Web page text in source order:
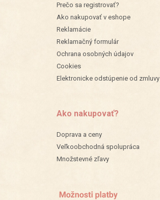
Prečo sa registrovať?
Ako nakupovať v eshope
Reklamácie
Reklamačný formulár
Ochrana osobných údajov
Cookies
Elektronicke odstúpenie od zmluvy
Ako nakupovať?
Doprava a ceny
Veľkoobchodná spolupráca
Množstevné zľavy